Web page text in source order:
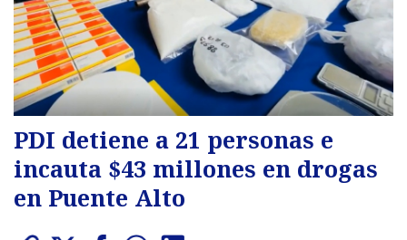
PDI detiene a 21 personas e
incauta $43 millones en drogas
en Puente Alto